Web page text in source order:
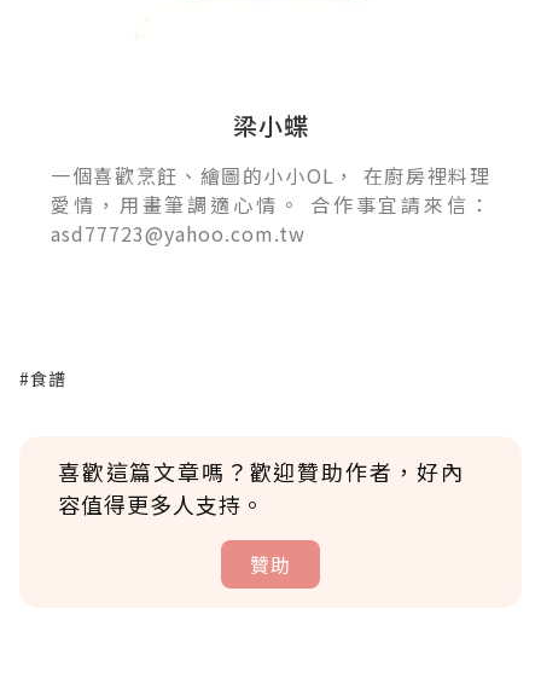
梁小蝶
一個喜歡烹飪、繪圖的小小OL， 在廚房裡料理
愛情，用畫筆調適心情。 合作事宜請來信：
asd77723@yahoo.com.tw
#食譜
喜歡這篇文章嗎？歡迎贊助作者，好內
容值得更多人支持。
贊助